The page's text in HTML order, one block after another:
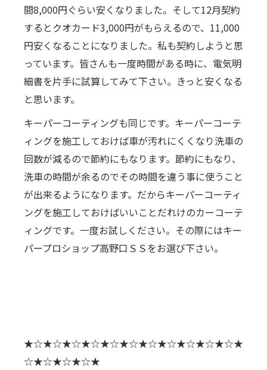
間8,000円ぐらい安くなりました。そして12月契約
するとクオカード3,000円がもらえるので、11,000
円安くなることになりました。私も契約しようと思
っています。皆さんも一度時間がある時に、電気明
細書を片手に試算してみて下さい。きっと安くなる
と思います。
キーパーコーティングも同じです。キーパーコーテ
ィングを施工しておけば車が汚れにくくなり洗車の
回数が減るので節約にもなります。節約にもなり、
洗車の時間が余るのでその時間を違う事に使うこと
が出来るようになります。だからキーパーコーティ
ングを施工しておけばいいことだれけのカーコーテ
ィングです。一度お試しください。その際にはキー
パープロショップ高野口ＳＳをお選び下さい。
★☆★☆★☆★☆★☆★☆★☆★☆★☆★☆★☆★
☆★☆★☆★☆★